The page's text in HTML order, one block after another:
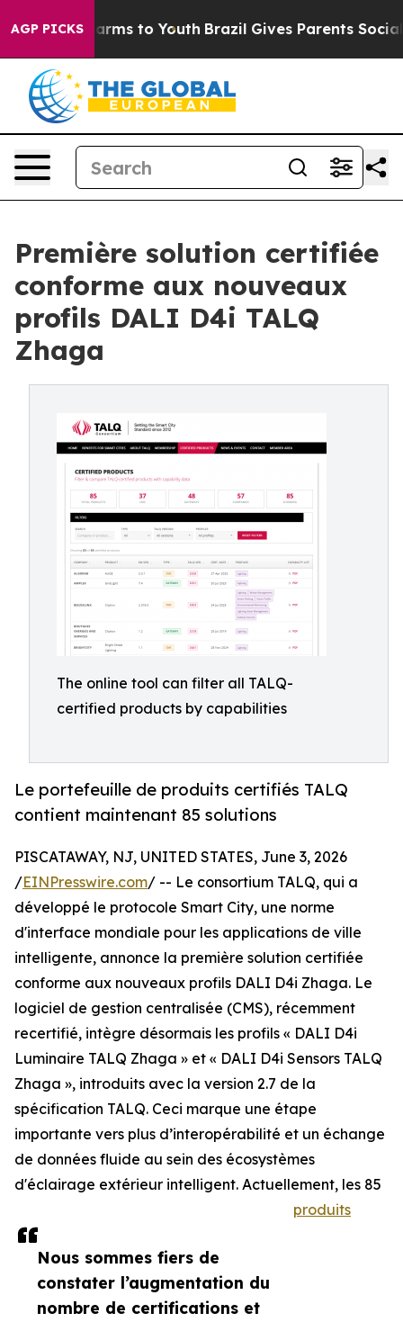
AGP PICKS
Harms to Youth Brazil Gives Parents Social
Première solution certifiée
conforme aux nouveaux
profils DALI D4i TALQ
Zhaga
The online tool can filter all TALQ-
certified products by capabilities
Le portefeuille de produits certifiés TALQ
contient maintenant 85 solutions
Nous sommes fiers de
constater l’augmentation du
nombre de certifications et
PISCATAWAY, NJ, UNITED STATES, June 3, 2026
/EINPresswire.com/ -- Le consortium TALQ, qui a
développé le protocole Smart City, une norme
d'interface mondiale pour les applications de ville
intelligente, annonce la première solution certifiée
conforme aux nouveaux profils DALI D4i Zhaga. Le
logiciel de gestion centralisée (CMS), récemment
recertifié, intègre désormais les profils « DALI D4i
Luminaire TALQ Zhaga » et « DALI D4i Sensors TALQ
Zhaga », introduits avec la version 2.7 de la
spécification TALQ. Ceci marque une étape
importante vers plus d’interopérabilité et un échange
de données fluide au sein des écosystèmes
d'éclairage extérieur intelligent. Actuellement, les 85
produits